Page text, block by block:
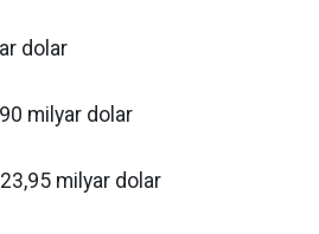
dolar
milyar dolar
milyar dolar